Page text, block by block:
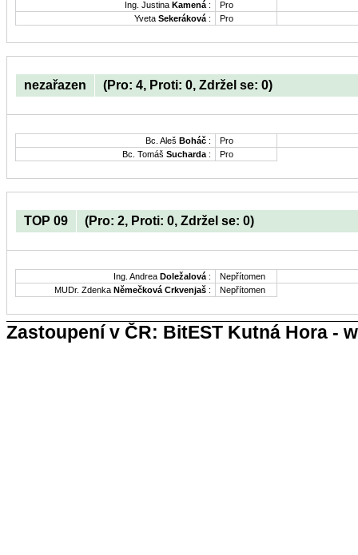
Ing. Justina Kamená :
Pro
Yveta Sekeráková : Pro
nezařazen (Pro: 4, Proti: 0, Zdržel se: 0)
Bc. Aleš Boháč :
Pro
Bc. Tomáš Sucharda : Pro
TOP 09 (Pro: 2, Proti: 0, Zdržel se: 0)
Ing. Andrea Doležalová :
Nepřítomen
MUDr. Zdenka Němečková Crkvenjaš : Nepřítomen
Zastoupení v ČR: BitEST Kutná Hora -